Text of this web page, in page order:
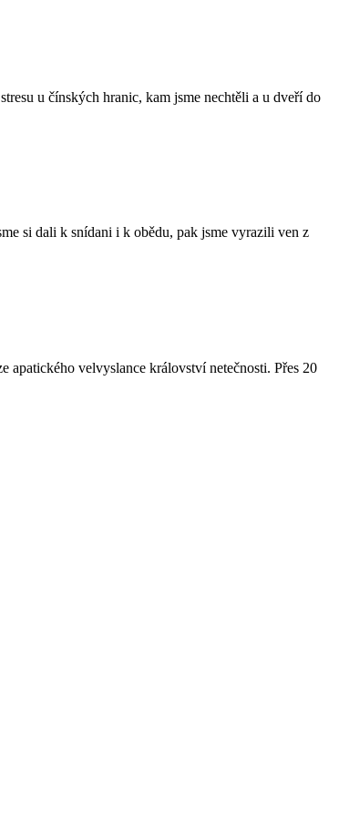
u čínských hranic, kam jsme nechtěli a u dveří do
si dali k snídani i k obědu, pak jsme vyrazili ven z
apatického velvyslance království netečnosti. Přes 20